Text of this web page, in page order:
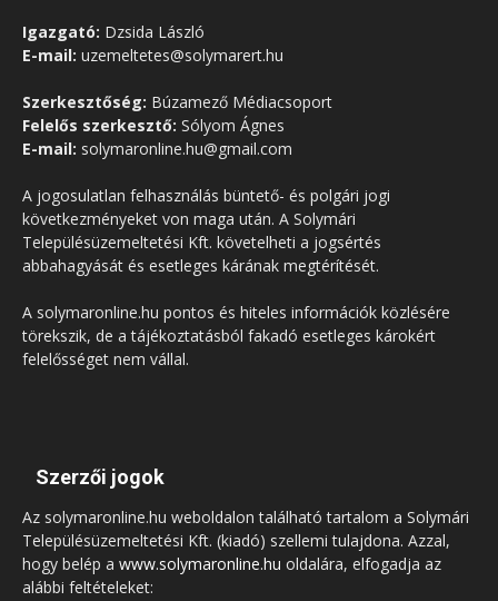
Igazgató: Dzsida László
E-mail: uzemeltetes@solymarert.hu
Szerkesztőség: Búzamező Médiacsoport
Felelős szerkesztő: Sólyom Ágnes
E-mail: solymaronline.hu@gmail.com
A jogosulatlan felhasználás büntető- és polgári jogi
következményeket von maga után. A Solymári
Településüzemeltetési Kft. követelheti a jogsértés
abbahagyását és esetleges kárának megtérítését.
A solymaronline.hu pontos és hiteles információk közlésére
törekszik, de a tájékoztatásból fakadó esetleges károkért
felelősséget nem vállal.
Szerzői jogok
Az solymaronline.hu weboldalon található tartalom a Solymári
Településüzemeltetési Kft. (kiadó) szellemi tulajdona. Azzal,
hogy belép a www.solymaronline.hu oldalára, elfogadja az
alábbi feltételeket: